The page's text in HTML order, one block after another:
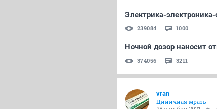
Электрика-
239084 1000
Ночной дозор наносит
374056 3211
vran
Циничная мразь